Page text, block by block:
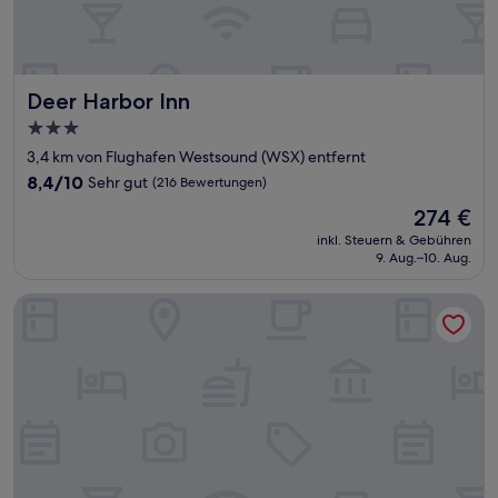
Deer Harbor Inn
Deer Harbor Inn
3.0-
Sterne-
Unterkunft
3,4 km von Flughafen Westsound (WSX) entfernt
8.4
Bewertungen)
8,4/10 Sehr gut (216 Bewertungen)
Der
Preis
beträgt
274 €
inkl. Steuern & Gebühren
9. Aug.–10. Aug.